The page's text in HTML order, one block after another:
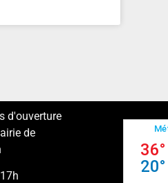
d'ouverture
de